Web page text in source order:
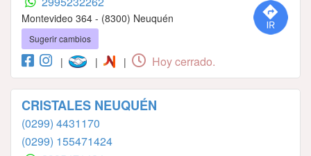
Montevideo 364 - (8300) Neuquén
Sugerir cambios
| | | Hoy cerrado.
CRISTALES NEUQUÉN
(0299) 4431170
(0299) 155471424